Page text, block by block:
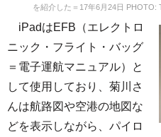
を紹介した＝17年6月24日 PHOTO:
iPadはEFB（エレクトロ
ニック・フライト・バッグ
＝電子運航マニュアル）と
して使用しており、菊川さ
んは航路図や空港の地図な
どを表示しながら、パイロ